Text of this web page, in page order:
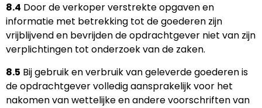
8.4 Door de verkoper verstrekte opgaven en
informatie met betrekking tot de goederen zijn
vrijblijvend en bevrijden de opdrachtgever niet van zijn
verplichtingen tot onderzoek van de zaken.
8.5 Bij gebruik en verbruik van geleverde goederen is
de opdrachtgever volledig aansprakelijk voor het
nakomen van wettelijke en andere voorschriften van